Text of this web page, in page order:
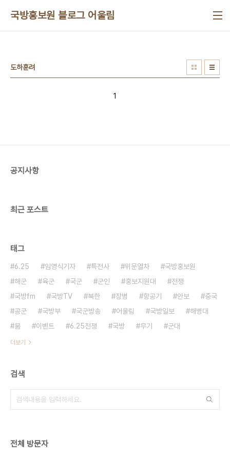
국방홍보원 블로그 어울림
도하훈려
1
공지사항
최근 포스트
태그
6.25 임영식기자 특전사 위문열차
국방홍보원
해군
육군 국군 군인 홍보지원대
전쟁
국방fm
국방TV 북한 장병 항공기 안보
중국
공군
국방부 국군방송 어울림 국방일보
해병대
붐
이벤트 6.25전쟁 국방 무기 군대
더보기
검색
전체 방문자